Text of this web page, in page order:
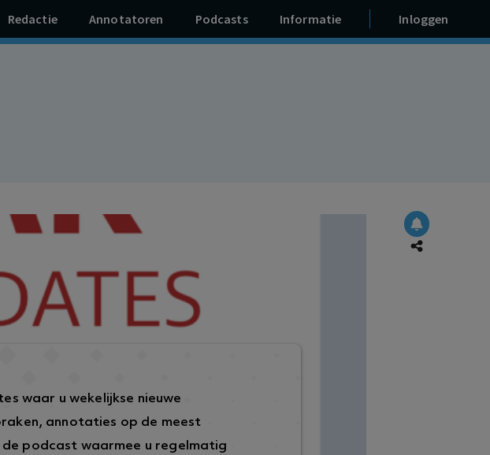
Redactie Annotatoren Podcasts Informatie Inloggen
waar u wekelijkse nieuwe
annotaties op de meest
podcast waarmee u regelmatig